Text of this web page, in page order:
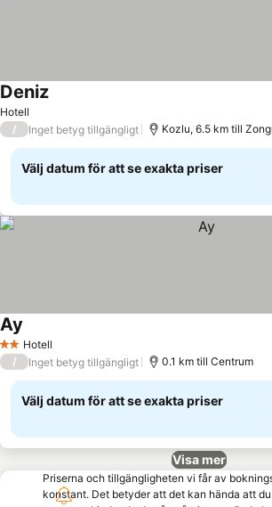
Hotell
Deniz
/ Inget betyg tillgängligt Kozlu, 6.5 km till
Välj datum för att se exakta priser
2 Stjärnor
Hotell
Ay
/ Inget betyg tillgängligt 0.1 km till Centrum
Välj datum för att se exakta priser
Visa mer
Priserna och tillgängligheten vi får av
konstant. Det betyder att det kan hända att